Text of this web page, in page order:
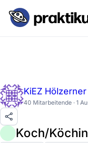
KiEZ
40 Mitarbeitende · 1
Koch/Köchin